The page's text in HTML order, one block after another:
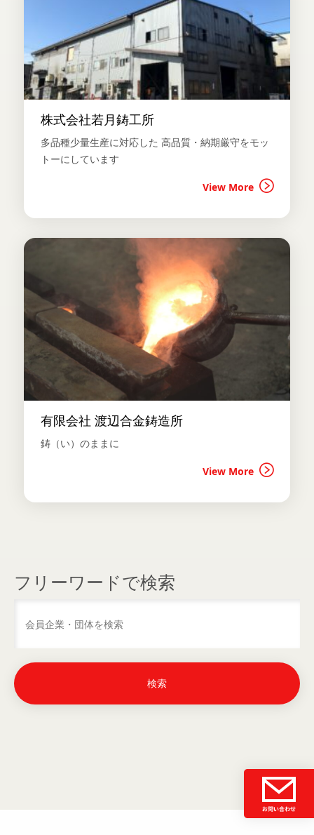
株式会社若月鋳工所
多品種少量生産に対応した 高品質・納期厳守をモッ
トーにしています
View More
有限会社 渡辺合金鋳造所
鋳（い）のままに
View More
フリーワードで検索